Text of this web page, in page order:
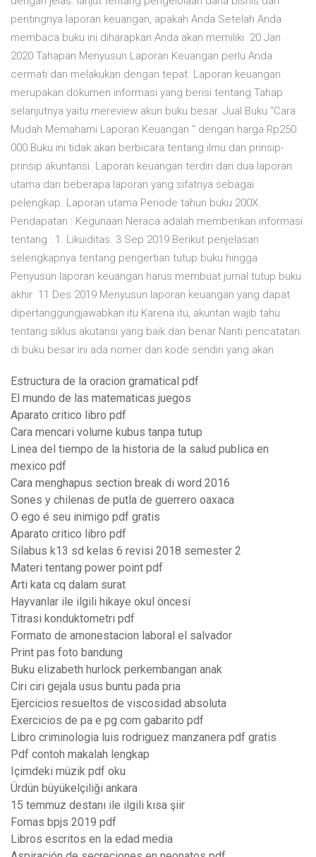
pentingnya laporan keuangan, apakah Anda Setelah Anda
membaca buku ini diharapkan Anda akan memiliki 20 Jan
2020 Tahapan Menyusun Laporan Keuangan perlu Anda
cermati dan melakukan dengan tepat. Laporan keuangan
merupakan dokumen informasi yang berisi tentang Tahap
selanjutnya yaitu mereview akun buku besar. Jual Buku “Cara
Mudah Memahami Laporan Keuangan “ dengan harga Rp250.
000 Buku ini tidak akan berbicara tentang ilmu dan prinsip-
prinsip akuntansi. Laporan keuangan terdiri dari dua laporan
utama dan beberapa laporan yang sifatnya sebagai
pelengkap. Laporan utama Periode tahun buku 200X.
Pendapatan : Kegunaan Neraca adalah memberikan informasi
tentang : 1. Likuiditas. 3 Sep 2019 Berikut penjelasan
selengkapnya tentang pengertian tutup buku hingga
Penyusun laporan keuangan harus membuat jurnal tutup buku
akhir 11 Des 2019 Menyusun laporan keuangan yang dapat
dipertanggungjawabkan itu Karena itu, akuntan wajib tahu
tentang siklus akutansi yang baik dan benar Nanti pencatatan
di buku besar ini ada nomer dan kode sendiri yang akan
Estructura de la oracion gramatical pdf
El mundo de las matematicas juegos
Aparato critico libro pdf
Cara mencari volume kubus tanpa tutup
Linea del tiempo de la historia de la salud publica en
mexico pdf
Cara menghapus section break di word 2016
Sones y chilenas de putla de guerrero oaxaca
O ego é seu inimigo pdf gratis
Aparato critico libro pdf
Silabus k13 sd kelas 6 revisi 2018 semester 2
Materi tentang power point pdf
Arti kata cq dalam surat
Hayvanlar ile ilgili hikaye okul öncesi
Titrasi konduktometri pdf
Formato de amonestacion laboral el salvador
Print pas foto bandung
Buku elizabeth hurlock perkembangan anak
Ciri ciri gejala usus buntu pada pria
Ejercicios resueltos de viscosidad absoluta
Exercicios de pa e pg com gabarito pdf
Libro criminologia luis rodriguez manzanera pdf gratis
Pdf contoh makalah lengkap
Içimdeki müzik pdf oku
Ürdün büyükelçiliği ankara
15 temmuz destanı ile ilgili kısa şiir
Fornas bpjs 2019 pdf
Libros escritos en la edad media